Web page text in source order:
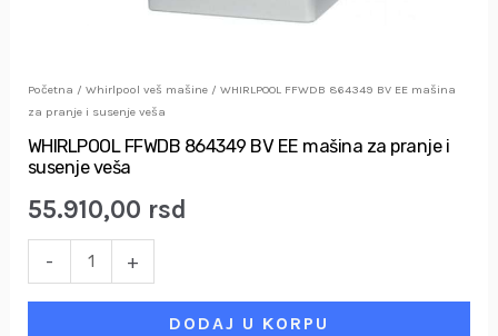
Početna / Whirlpool veš mašine/ WHIRLPOOL FFWDB 864349 BV EE mašina
za pranje i susenje veša
WHIRLPOOL FFWDB 864349 BV EE mašina za pranje i
susenje veša
55.910,00 rsd
-
količina
+
DODAJ U KORPU